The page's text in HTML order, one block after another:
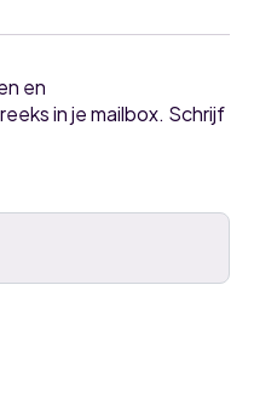
en
in je mailbox. Schrijf